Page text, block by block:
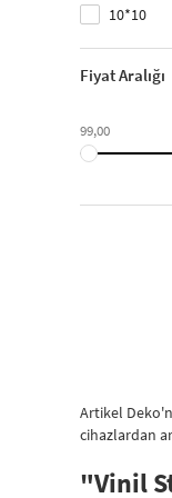
10*10
Fiyat Aralığı
99,00
Artikel
cihazlardan
"Vinil